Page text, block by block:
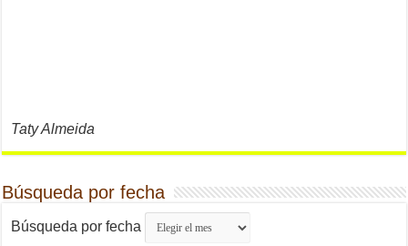
Taty Almeida
Búsqueda por fecha
Búsqueda por fecha